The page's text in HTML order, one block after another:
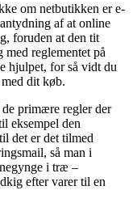
om netbutikken er e-
af at online
foruden at den tit
reglementet på
hjulpet, for så vidt du
dit køb.
primære regler der
eksempel den
det er det tilmed
så man i
i træ –
efter varer til en